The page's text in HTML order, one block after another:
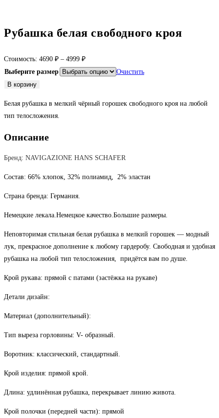
Рубашка белая свободного кроя
Стоимость: 4690 ₽ – 4999 ₽
Выберите размер
Очистить
Количество
Рубашка
свободного
В корзину
Белая рубашка в мелкий чёрный горошек свободного кроя на любой
тип телосложения.
Описание
Бренд: NAVIGAZIONE HANS SCHAFER
Состав: 66% хлопок, 32% полиамид, 2% эластан
Страна бренда: Германия.
Немецкие лекала.Немецкое качество.Большие размеры.
Неповторимая стильная белая рубашка в мелкий горошек — модный
лук, прекрасное дополнение к любому гардеробу. Свободная и удобная
рубашка на любой тип телосложения, придётся вам по душе.
Крой рукава: прямой с патами (застёжка на рукаве)
Детали дизайн:
Материал (дополнительный):
Тип выреза горловины: V- образный.
Воротник: классический, стандартный.
Крой изделия: прямой крой.
Длина: удлинённая рубашка, перекрывает линию живота.
Крой полочки (передней части): прямой